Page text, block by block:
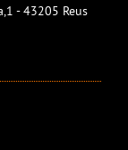
- 43205 Reus